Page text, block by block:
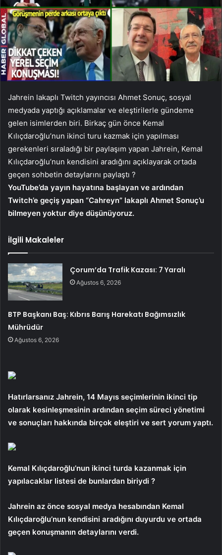
Jahrein lakaplı Twitch yayıncısı Ahmet Sonuç, sosyal
medyada yaptığı açıklamalar ve eleştirilerle gündeme
gelen isimlerden biri. Birkaç gün önce Kemal
Kılıçdaroğlu’nun ikinci turu kazmak için yapılması
gerekenleri sıraladığı bir paylaşım yapan Jahrein, Kemal
Kılıçdaroğlu’nun kendisini aradığını açıklayarak ortada
geçen sohbetin detaylarını paylaştı ?
YouTube’da yayın hayatına başlayan ve ardından
Twitch’e geçiş yapan “Cahreyn” lakaplı Ahmet Sonuç’u
bilmeyen yoktur diye düşünüyoruz.
İlgili Makaleler
Çorum’da Trafik Kazası: 7 Yaralı
Ağustos 6, 2026
BTP Başkanı Baş: Kıbrıs Barış Harekatı Bağımsızlık
Mührüdür
Ağustos 6, 2026
Hatırlarsanız Jahrein, 14 Mayıs seçimlerinin ikinci tip
olarak kesinleşmesinin ardından seçim süreci yönetimi
ve sonuçları hakkında birçok eleştiri ve sert yorum yaptı.
Kemal Kılıçdaroğlu’nun ikinci turda kazanmak için
yapılacaklar listesi de bunlardan biriydi ?
Jahrein az önce sosyal medya hesabından Kemal
Kılıçdaroğlu’nun kendisini aradığını duyurdu ve ortada
geçen konuşmanın detaylarını verdi.